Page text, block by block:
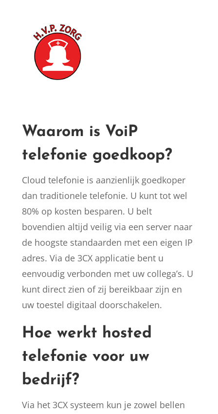
Waarom is VoiP
telefonie goedkoop?
Cloud telefonie is aanzienlijk goedkoper
dan traditionele telefonie. U kunt tot wel
80% op kosten besparen. U belt
bovendien altijd veilig via een server naar
de hoogste standaarden met een eigen IP
adres. Via de 3CX applicatie bent u
eenvoudig verbonden met uw collega’s. U
kunt direct zien of zij bereikbaar zijn en
uw toestel digitaal doorschakelen.
Hoe werkt hosted
telefonie voor uw
bedrijf?
Via het 3CX systeem kun je zowel bellen